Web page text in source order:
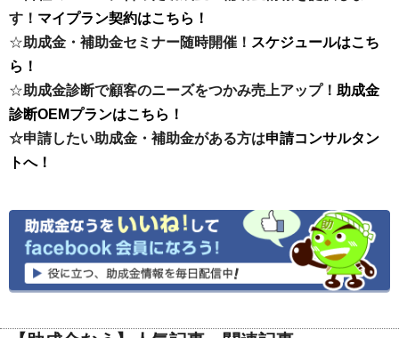
す！ マイプラン契約はこちら！
☆助成金・補助金セミナー随時開催！ スケジュールはこち
ら！
☆助成金診断で顧客のニーズをつかみ売上アップ！ 助成金
診断OEMプランはこちら！
☆申請したい助成金・補助金がある方は申請コンサルタン
トへ！